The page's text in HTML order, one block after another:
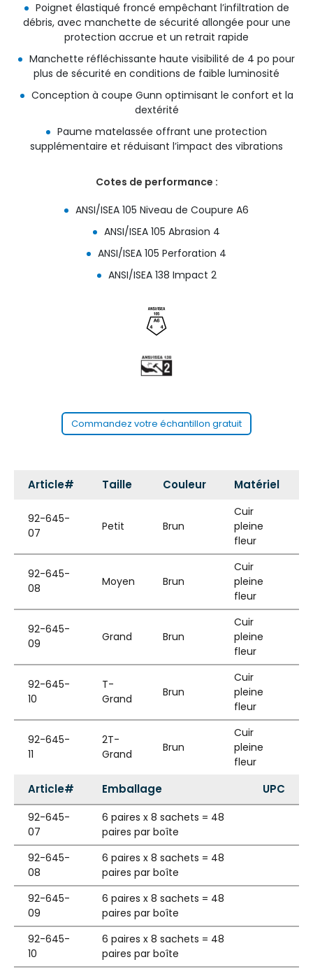
Poignet élastiqué froncé empêchant l’infiltration de
débris, avec manchette de sécurité allongée pour une
protection accrue et un retrait rapide
Manchette réfléchissante haute visibilité de 4 po pour
plus de sécurité en conditions de faible luminosité
Conception à coupe Gunn optimisant le confort et la
dextérité
Paume matelassée offrant une protection
supplémentaire et réduisant l’impact des vibrations
Cotes de performance :
ANSI/ISEA 105 Niveau de Coupure A6
ANSI/ISEA 105 Abrasion 4
ANSI/ISEA 105 Perforation 4
ANSI/ISEA 138 Impact 2
Commandez votre échantillon gratuit
Article# Taille Couleur Matériel
92-645-
07
Petit Brun
Cuir
pleine
fleur
92-645-
08
Moyen Brun
Cuir
pleine
fleur
92-645-
09
Grand Brun
Cuir
pleine
fleur
92-645-
10
T-
Grand
Brun
Cuir
pleine
fleur
92-645-
11
2T-
Grand
Brun
Cuir
pleine
fleur
Article# Emballage UPC
92-645-
07
6 paires x 8 sachets = 48
paires par boîte
92-645-
08
6 paires x 8 sachets = 48
paires par boîte
92-645-
09
6 paires x 8 sachets = 48
paires par boîte
92-645-
10
6 paires x 8 sachets = 48
paires par boîte